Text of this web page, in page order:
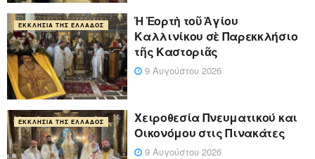
ΕΚΚΛΗΣΊΑ ΤΗΣ ΕΛΛΆΔΟΣ
Ἡ Ἑορτὴ τοῦ Ἁγίου
Καλλινίκου σὲ Παρεκκλήσιο
τῆς Καστοριᾶς
9 Αυγούστου 2026
ΕΚΚΛΗΣΊΑ ΤΗΣ ΕΛΛΆΔΟΣ
Χειροθεσία Πνευματικού και
Οικονόμου στις Πινακάτες
9 Αυγούστου 2026